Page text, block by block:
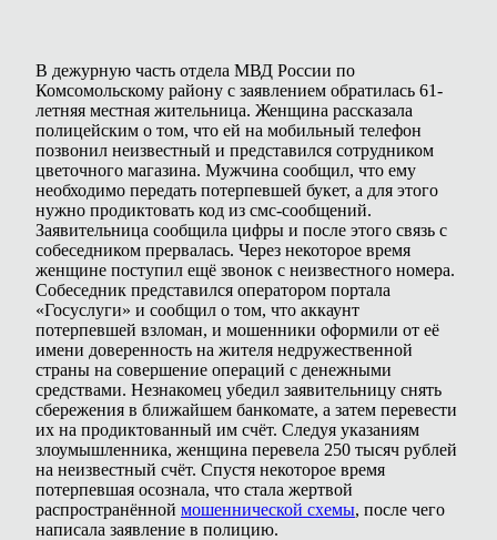
В дежурную часть отдела МВД России по
Комсомольскому району с заявлением обратилась 61-
летняя местная жительница. Женщина рассказала
полицейским о том, что ей на мобильный телефон
позвонил неизвестный и представился сотрудником
цветочного магазина. Мужчина сообщил, что ему
необходимо передать потерпевшей букет, а для этого
нужно продиктовать код из смс-сообщений.
Заявительница сообщила цифры и после этого связь с
собеседником прервалась. Через некоторое время
женщине поступил ещё звонок с неизвестного номера.
Собеседник представился оператором портала
«Госуслуги» и сообщил о том, что аккаунт
потерпевшей взломан, и мошенники оформили от её
имени доверенность на жителя недружественной
страны на совершение операций с денежными
средствами. Незнакомец убедил заявительницу снять
сбережения в ближайшем банкомате, а затем перевести
их на продиктованный им счёт. Следуя указаниям
злоумышленника, женщина перевела 250 тысяч рублей
на неизвестный счёт. Спустя некоторое время
потерпевшая осознала, что стала жертвой
распространённой мошеннической схемы, после чего
написала заявление в полицию.